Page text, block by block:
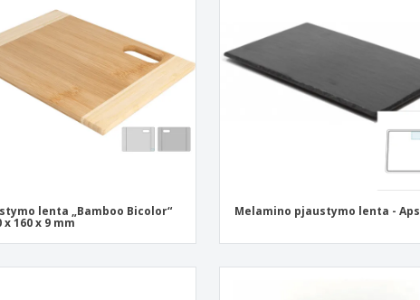
lenta „Bamboo Bicolor“
x 160 x 9 mm
Melamino pjaustymo lenta - Aps